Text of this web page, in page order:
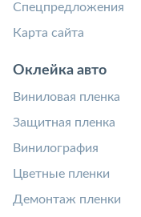
Спецпредложения
Карта сайта
Оклейка авто
Виниловая пленка
Защитная пленка
Винилография
Цветные пленки
Демонтаж пленки